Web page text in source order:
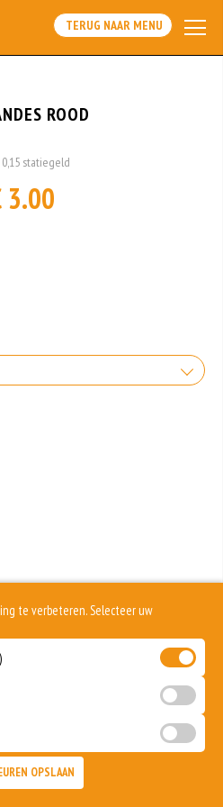
TERUG NAAR MENU
ROOD
0,15 statiegeld
3.00
te verbeteren. Selecteer uw
OPSLAAN